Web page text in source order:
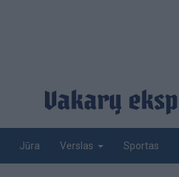
Jūra Verslas Sportas